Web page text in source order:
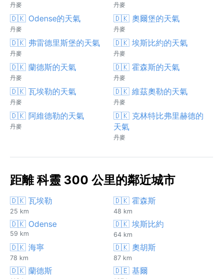
丹麥 丹麥
🇩🇰 Odense的天氣
丹麥
🇩🇰 奧爾堡的天氣
丹麥
🇩🇰 弗雷德里斯堡的天氣
丹麥
🇩🇰 埃斯比約的天氣
丹麥
🇩🇰 蘭德斯的天氣
丹麥
🇩🇰 霍森斯的天氣
丹麥
🇩🇰 瓦埃勒的天氣
丹麥
🇩🇰 維茲奧勒的天氣
丹麥
🇩🇰 阿維德勒的天氣
丹麥
🇩🇰 克林特比弗里赫德的
天氣
丹麥
距離 科靈 300 公里的鄰近城市
🇩🇰 瓦埃勒
25 km
🇩🇰 霍森斯
48 km
🇩🇰 Odense
59 km
🇩🇰 埃斯比約
64 km
🇩🇰 海寧
78 km
🇩🇰 奧胡斯
87 km
🇩🇰 蘭德斯 🇩🇪 基爾